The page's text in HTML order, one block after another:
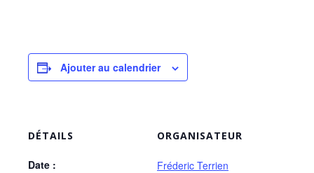
Ajouter au calendrier
DÉTAILS
Date :
ORGANISATEUR
Fréderic Terrien